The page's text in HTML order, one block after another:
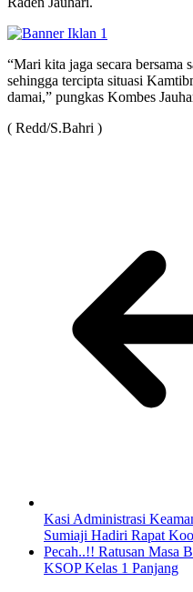
“Mari kita jaga secara bersama
sehingga tercipta situasi
damai,” pungkas Kombes
( Redd/S.Bahri )
Kasi Administrasi
Sumiaji Hadiri Rapat
Pecah..!! Ratusan Masa
KSOP Kelas 1 Panjang